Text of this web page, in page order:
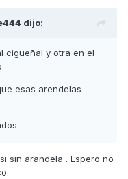
dijo:
cigueñal y otra en el
esas arendelas
sin arandela . Espero no